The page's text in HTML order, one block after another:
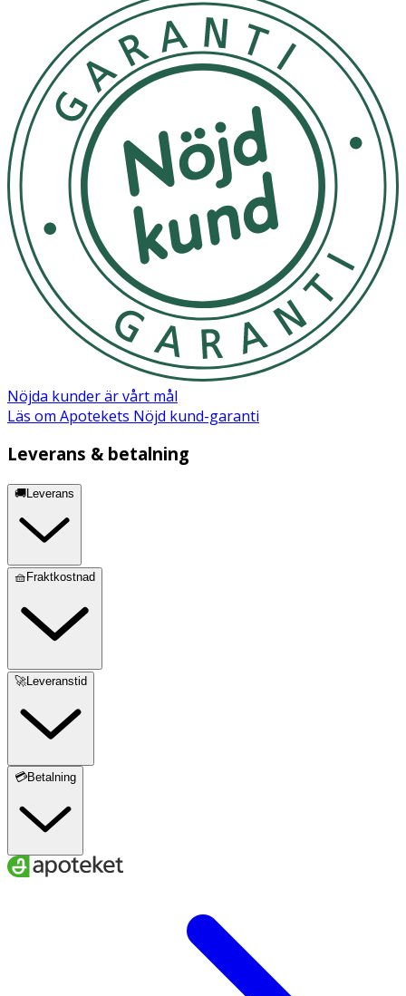
Nöjda kunder är vårt mål
Läs om Apotekets Nöjd kund-garanti
Leverans & betalning
🚚Leverans
🧺Fraktkostnad
🚀Leveranstid
💳Betalning